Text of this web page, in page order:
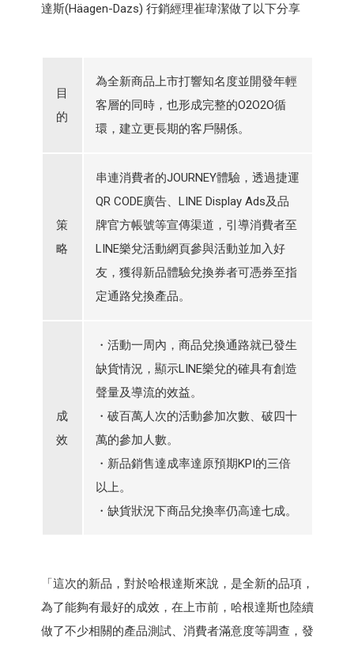
達斯(Häagen-Dazs) 行銷經理崔瑋潔做了以下分享
目
的
為全新商品上市打響知名度並開發年輕
客層的同時，也形成完整的O2O2O循
環，建立更長期的客戶關係。
策
略
串連消費者的JOURNEY體驗，透過捷運
QR CODE廣告、LINE Display Ads及品
牌官方帳號等宣傳渠道，引導消費者至
LINE樂兌活動網頁參與活動並加入好
友，獲得新品體驗兌換券者可憑券至指
定通路兌換產品。
成
效
・活動一周內，商品兌換通路就已發生
缺貨情況，顯示LINE樂兌的確具有創造
聲量及導流的效益。
・破百萬人次的活動參加次數、破四十
萬的參加人數。
・新品銷售達成率達原預期KPI的三倍
以上。
・缺貨狀況下商品兌換率仍高達七成。
「這次的新品，對於哈根達斯來說，是全新的品項，
為了能夠有最好的成效，在上市前，哈根達斯也陸續
做了不少相關的產品測試、消費者滿意度等調查，發